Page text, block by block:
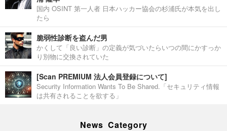
国内 OSINT 第一人者 日本ハッカー協会の杉浦氏が本気を出し
たら
脆弱性診断を盗んだ男
かくして「良い診断」の定義が気づいたらいつの間にかすっか
り別物に交換されていた
[Scan PREMIUM 法人会員登録について]
Security Information Wants To Be Shared.「セキュリティ情報
は共有されることを欲する」
News Category